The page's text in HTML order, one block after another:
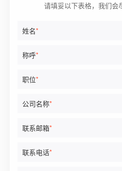
请填妥以下表格，我们会
姓名*
称呼*
职位*
公司名称*
联系邮箱*
联系电话*